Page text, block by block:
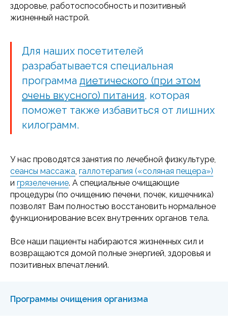
здоровье, работоспособность и позитивный
жизненный настрой.
Для наших посетителей
разрабатывается специальная
программа диетического (при этом
очень вкусного) питания, которая
поможет также избавиться от лишних
килограмм.
У нас проводятся занятия по лечебной физкультуре,
сеансы массажа, галлотерапия («соляная пещера»)
и грязелечение. А специальные очищающие
процедуры (по очищению печени, почек, кишечника)
позволят Вам полностью восстановить нормальное
функционирование всех внутренних органов тела.
Все наши пациенты набираются жизненных сил и
возвращаются домой полные энергией, здоровья и
позитивных впечатлений.
Программы очищения организма